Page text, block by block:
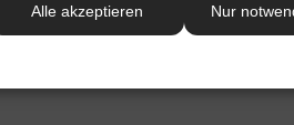
Alle akzeptieren Nur